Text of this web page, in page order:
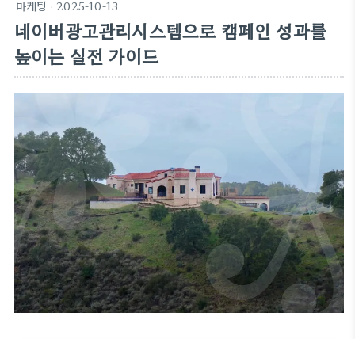
마케팅 · 2025-10-13
네이버광고관리시스템으로 캠페인 성과를
높이는 실전 가이드